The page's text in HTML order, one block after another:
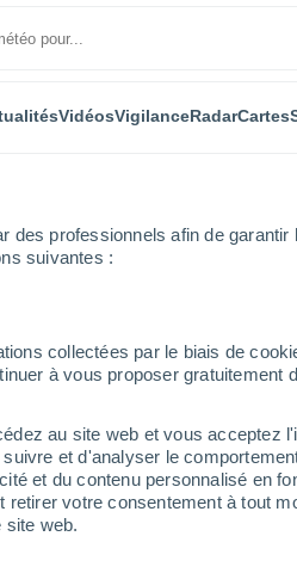
des professionnels afin de garantir
suivantes :
collectées par le biais de
à vous proposer gratuitement
au site web et vous acceptez
et d'analyser le
et du contenu personnalisé en
retirer votre consentement à tout
site web.
VidéosVigilanceRadarCartes
à 14
Symbole